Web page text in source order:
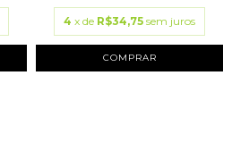
4 x de R$34,75 sem juros
COMPRAR